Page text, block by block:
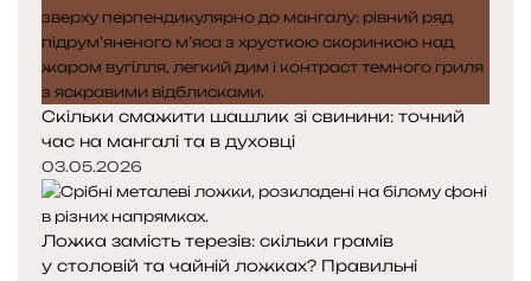
Скільки смажити шашлик зі свинини: точний
час на мангалі та в духовці
03.05.2026
Ложка замість терезів: скільки грамів
у столовій та чайній ложках? Правильні